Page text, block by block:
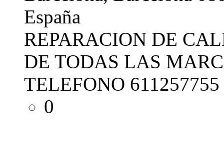
España
REPARACION DE
DE TODAS LAS
TELEFONO 611257755
0